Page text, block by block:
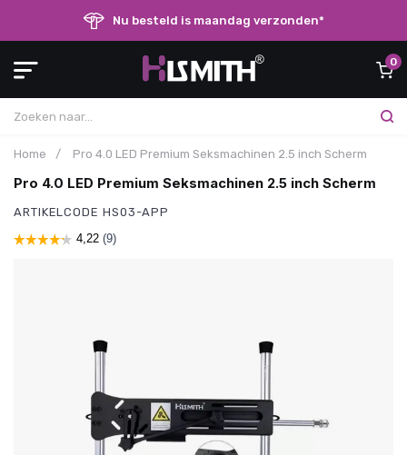
Nu besteld is maandag verzonden*
0
Home / Pro 4.0 LED Premium Seksmachinen 2.5 inch Scherm
Pro 4.0 LED Premium Seksmachinen 2.5 inch Scherm
ARTIKELCODE HS03-APP